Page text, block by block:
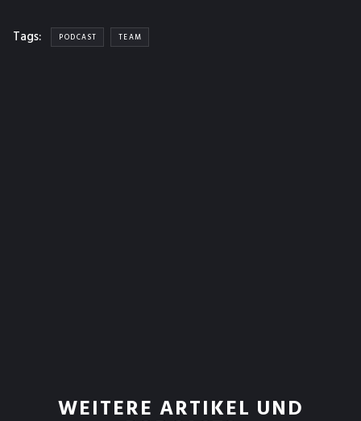
Tags: PODCAST TEAM
WEITERE ARTIKEL UND